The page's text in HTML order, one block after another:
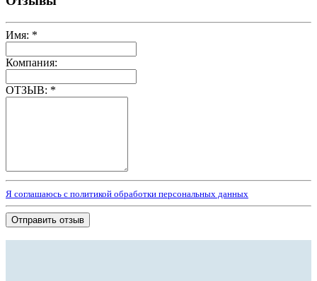
Имя: *
Компания:
ОТЗЫВ: *
Я соглашаюсь с политикой обработки персональных данных
Отправить отзыв